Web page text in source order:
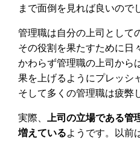
まで面倒を見れば良いので
管理職は自分の上司として
その役割を果たすために日
かわらず管理職の上司から
果を上げるようにプレッシ
そして多くの管理職は疲弊
実際、上司の立場である管
増えているようです。以前